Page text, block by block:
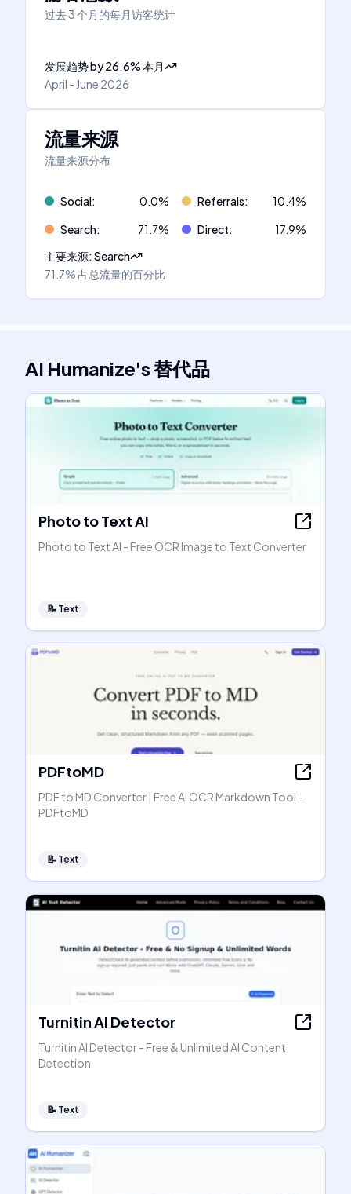
过去 3 个月的每月访客统计
发展趋势by26.6%本月
April - June 2026
流量来源
流量来源分布
Social: 0.0% Referrals: 10.4%
Search: 71.7% Direct: 17.9%
主要来源:Search
71.7%占总流量的百分比
AI Humanize's替代品
Photo to Text AI
Photo to Text AI - Free OCR Image to Text Converter
📝 Text
PDFtoMD
PDF to MD Converter | Free AI OCR Markdown Tool -
PDFtoMD
📝 Text
Turnitin AI Detector
Turnitin AI Detector - Free & Unlimited AI Content
Detection
📝 Text